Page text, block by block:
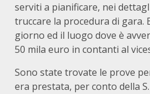
serviti a pianificare, nei
truccare la procedura di gara.
giorno ed il luogo dove è
50 mila euro in contanti al
Sono state trovate le prove
era prestata, per conto della